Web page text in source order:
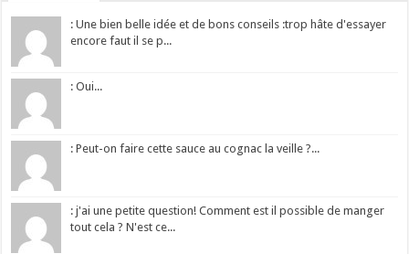
: Une bien belle idée et de bons conseils :trop hâte d'essayer
encore faut il se p...
: Oui...
: Peut-on faire cette sauce au cognac la veille ?...
: j'ai une petite question! Comment est il possible de manger
tout cela ? N'est ce...